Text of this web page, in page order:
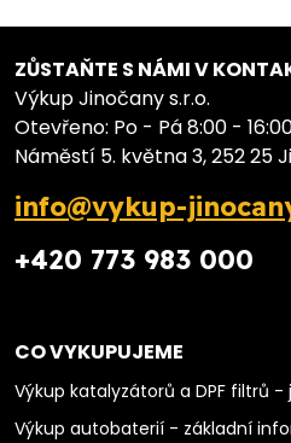
ZŮSTAŇTE S NÁMI V
Výkup Jinočany s.r.o.
Otevřeno: Po - Pá 8:00 -
Náměstí 5. května 3, 252 25
info@vykup-
+420 773 983 000
CO VYKUPUJEME
Výkup katalyzátorů a DPF filtrů
Výkup autobaterií - základní